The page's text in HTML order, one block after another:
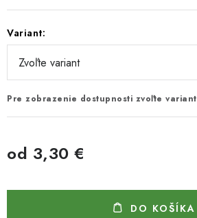
Variant:
Pre zobrazenie dostupnosti zvoľte variant
od 3,30 €
DO KOŠÍKA